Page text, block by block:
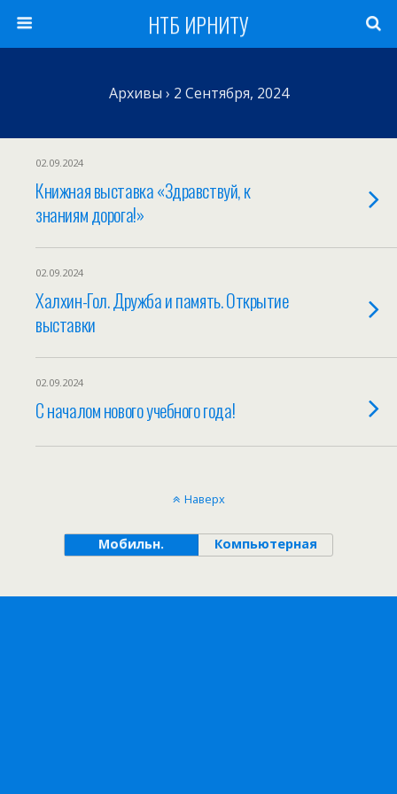
НТБ ИРНИТУ
Архивы › 2 Сентября, 2024
02.09.2024
Книжная выставка «Здравствуй, к
знаниям дорога!»
02.09.2024
Халхин-Гол. Дружба и память. Открытие
выставки
02.09.2024
С началом нового учебного года!
Наверх
Мобильн. Компьютерная